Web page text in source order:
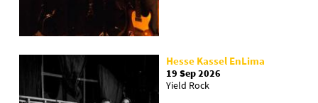
Hesse Kassel EnLima
19 Sep 2026
Yield Rock